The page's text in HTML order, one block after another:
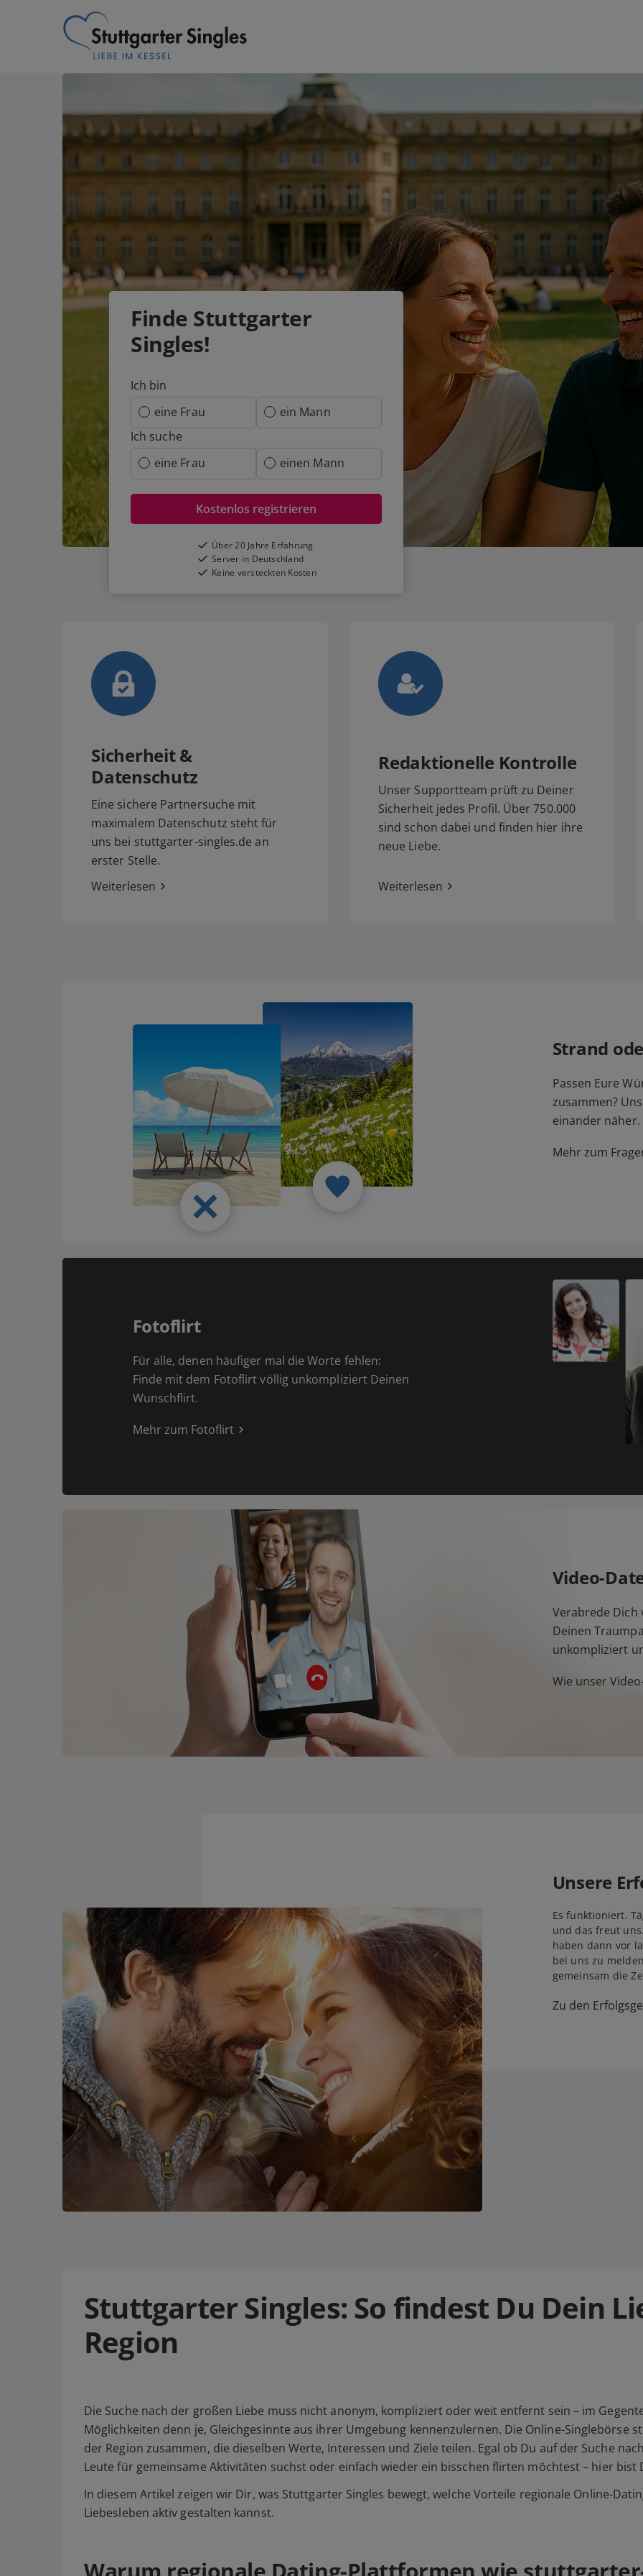
Finde Stuttgarter
Singles!
Ich bin
eine Frau
ein Mann
Ich suche
eine Frau
einen Mann
Kostenlos registrieren
Über 20 Jahre Erfahrung
Server in Deutschland
Keine versteckten Kosten
Sicherheit &
Datenschutz
Eine sichere Partnersuche mit
maximalem Datenschutz steht für
uns bei stuttgarter-singles.de an
erster Stelle.
Weiterlesen
Redaktionelle Kontrolle
Unser Supportteam prüft zu Deiner
Sicherheit jedes Profil. Über 750.000
sind schon dabei und finden hier ihre
neue Liebe.
Weiterlesen
Strand
Passen Eure
zusammen?
einander näher.
Mehr zum
Fotoflirt
Für alle, denen häufiger mal die Worte fehlen:
Finde mit dem Fotoflirt völlig unkompliziert Deinen
Wunschflirt.
Mehr zum Fotoflirt
Video-
Verabrede
Deinen
unkompliziert
Wie unser
Unsere
Es funktioniert.
und das freut
haben dann vor
bei uns zu
gemeinsam die
Zu den
Stuttgarter Singles: So findest Du Dein
Region
Die Suche nach der großen Liebe muss nicht anonym, kompliziert oder weit entfernt sein – im
Möglichkeiten denn je, Gleichgesinnte aus ihrer Umgebung kennenzulernen. Die Online-Singlebörse
der Region zusammen, die dieselben Werte, Interessen und Ziele teilen. Egal ob Du auf der Suche
Leute für gemeinsame Aktivitäten suchst oder einfach wieder ein bisschen flirten möchtest – hier bist
In diesem Artikel zeigen wir Dir, was Stuttgarter Singles bewegt, welche Vorteile regionale Online-
Liebesleben aktiv gestalten kannst.